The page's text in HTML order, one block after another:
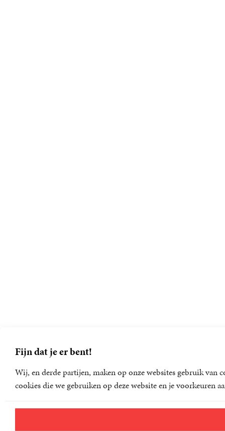
Fijn dat je er bent!
Wij, en derde partijen, maken op onze websites gebruik van
cookies die we gebruiken op deze website en je voorkeuren